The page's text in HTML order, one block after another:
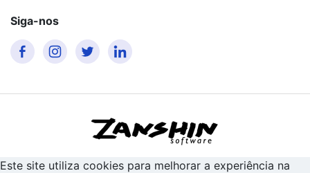
Siga-nos
Este site utiliza cookies para melhorar a experiência na